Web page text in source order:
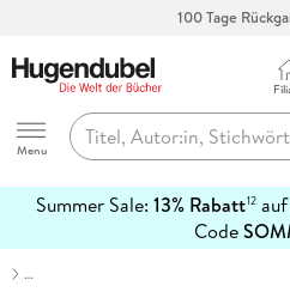
100 Tage
Hugendubel
Menu
Summer Sale: 13% Rabatt12auf
Code
erfahren
…